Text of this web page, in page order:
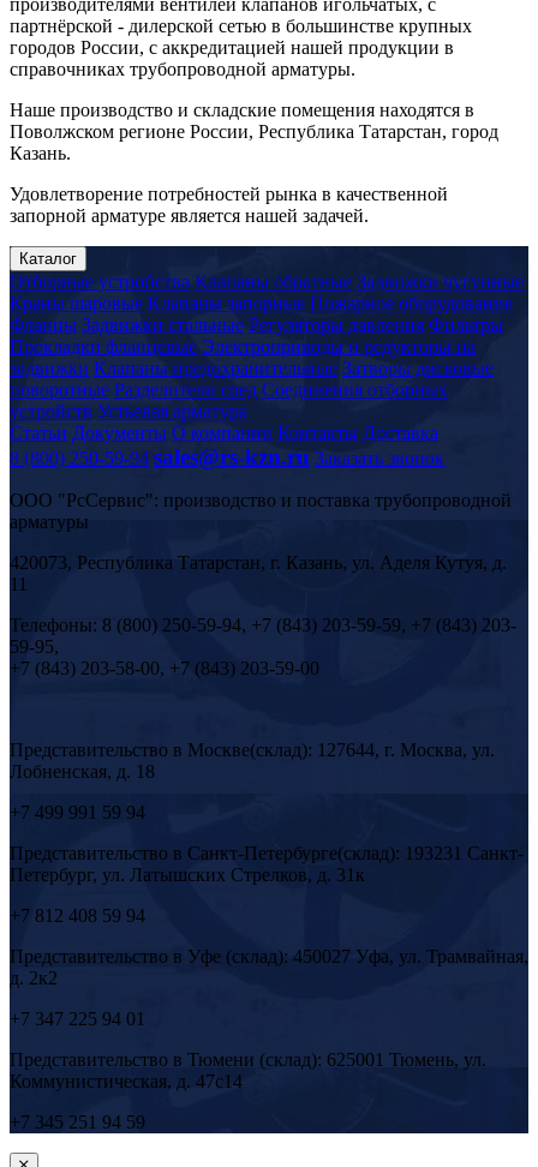
партнёрской - дилерской сетью в большинстве крупных
городов России, с аккредитацией нашей продукции в
справочниках трубопроводной арматуры.
Наше производство и складские помещения находятся в
Поволжском регионе России, Республика Татарстан, город
Казань.
Удовлетворение потребностей рынка в качественной
запорной арматуре является нашей задачей.
Каталог
Отборные устройства Клапаны обратные Задвижки чугунные
Краны шаровые Клапаны запорные Пожарное оборудование
Фланцы Задвижки стальные Регуляторы давления Фильтры
Прокладки фланцевые Электроприводы и редукторы на
задвижки Клапаны предохранительные Затворы дисковые
поворотные Разделители сред Соединения отборных
устройств Устьевая арматура
Статьи Документы О компании Контакты Доставка
8 (800) 250-59-94 sales@rs-kzn.ru Заказать звонок
ООО "РсСервис": производство и поставка трубопроводной
арматуры
420073, Республика Татарстан, г. Казань, ул. Аделя Кутуя, д.
11
Телефоны: 8 (800) 250-59-94, +7 (843) 203-59-59, +7 (843) 203-
59-95,
+7 (843) 203-58-00, +7 (843) 203-59-00
Представительство в Москве(склад): 127644, г. Москва, ул.
Лобненская, д. 18
+7 499 991 59 94
Представительство в Санкт-Петербурге(склад): 193231 Санкт-
Петербург, ул. Латышских Стрелков, д. 31к
+7 812 408 59 94
Представительство в Уфе (склад): 450027 Уфа, ул. Трамвайная,
д. 2к2
+7 347 225 94 01
Представительство в Тюмени (склад): 625001 Тюмень, ул.
Коммунистическая, д. 47с14
+7 345 251 94 59